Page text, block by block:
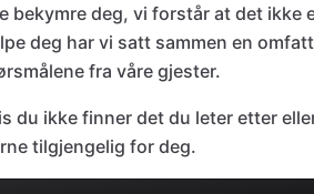
bekymre deg, vi forstår at det ikke
deg har vi satt sammen en
fra våre gjester.
du ikke finner det du leter etter
tilgjengelig for deg.